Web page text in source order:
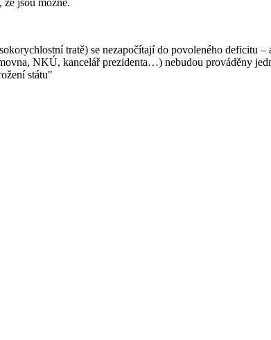
tratě) se nezapočítají do povoleného deficitu
NKÚ, kancelář prezidenta…) nebudou prováděny
státu"